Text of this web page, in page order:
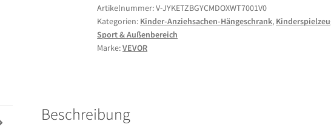
mit
Spiegel
Kleiderstange
Ablagen,
mit
Artikelnummer:V-JYKETZBGYCMDOXWT7001V0
Kategorien: Kinder-Anziehsachen-Hängeschrank,
Sport & Außenbereich
Marke:VEVOR
Beschreibung